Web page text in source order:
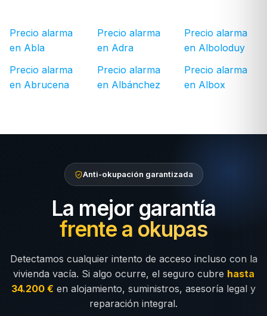
Precio alarma
en Abla
Precio alarma
en Abrucena
Precio alarma
en Adra
Precio alarma
en Albánchez
Precio alarma
en Alboloduy
Precio alarma
en Albox
Anti-okupación garantizada
La mejor garantía
frente a okupas
Detectamos cualquier intento de acceso incluso con la
vivienda vacía. Si algo ocurre, el seguro cubre hasta
34.200 € en alojamiento, suministros, asesoría legal y
reparación integral.